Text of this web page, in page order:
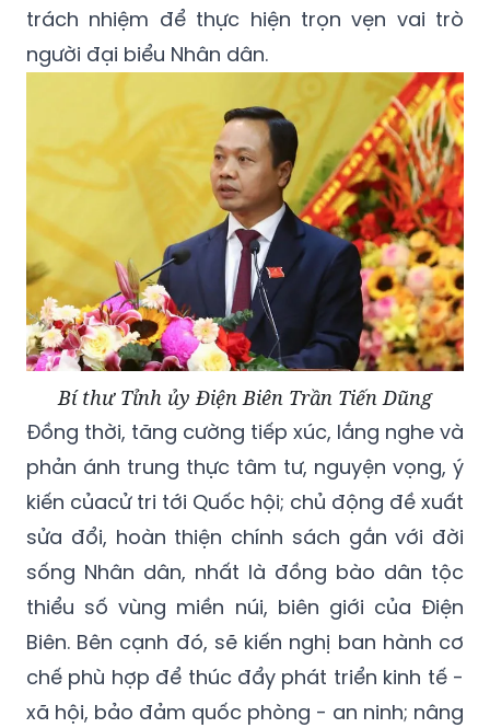
trách nhiệm để thực hiện trọn vẹn vai trò
người đại biểu Nhân dân.
Bí thư Tỉnh ủy Điện Biên Trần Tiến Dũng
Đồng thời, tăng cường tiếp xúc, lắng nghe và
phản ánh trung thực tâm tư, nguyện vọng, ý
kiến củacử tri tới Quốc hội; chủ động đề xuất
sửa đổi, hoàn thiện chính sách gắn với đời
sống Nhân dân, nhất là đồng bào dân tộc
thiểu số vùng miền núi, biên giới của Điện
Biên. Bên cạnh đó, sẽ kiến nghị ban hành cơ
chế phù hợp để thúc đẩy phát triển kinh tế -
xã hội, bảo đảm quốc phòng - an ninh; nâng